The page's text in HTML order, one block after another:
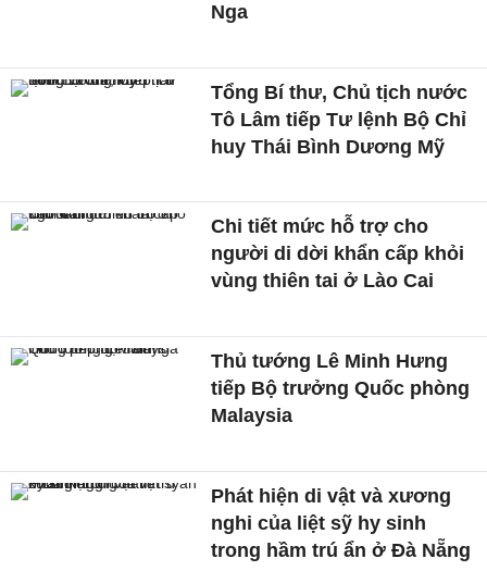
Nga
Tổng Bí thư, Chủ tịch nước
Tô Lâm tiếp Tư lệnh Bộ Chỉ
huy Thái Bình Dương Mỹ
Chi tiết mức hỗ trợ cho
người di dời khẩn cấp khỏi
vùng thiên tai ở Lào Cai
Thủ tướng Lê Minh Hưng
tiếp Bộ trưởng Quốc phòng
Malaysia
Phát hiện di vật và xương
nghi của liệt sỹ hy sinh
trong hầm trú ẩn ở Đà Nẵng